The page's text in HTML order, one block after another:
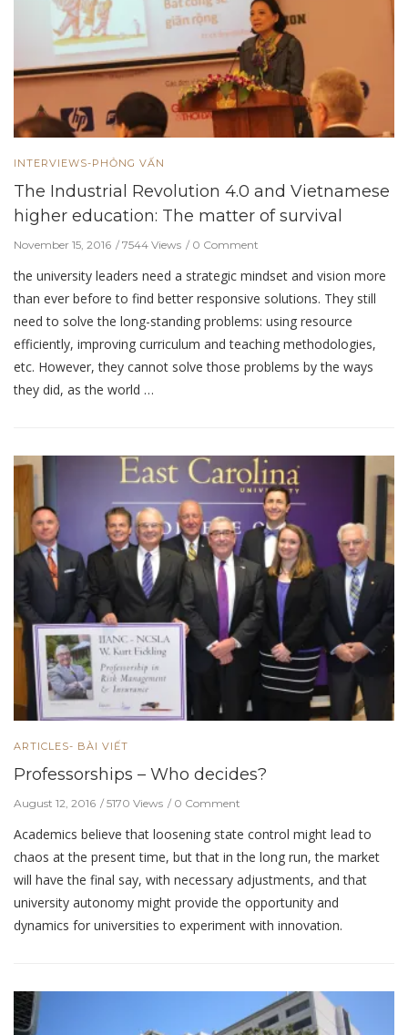
INTERVIEWS-PHỎNG VẤN
The Industrial Revolution 4.0 and Vietnamese
higher education: The matter of survival
November 15, 2016 7544 Views 0 Comment
the university leaders need a strategic mindset and vision more
than ever before to find better responsive solutions. They still
need to solve the long-standing problems: using resource
efficiently, improving curriculum and teaching methodologies,
etc. However, they cannot solve those problems by the ways
they did, as the world …
ARTICLES- BÀI VIẾT
Professorships – Who decides?
August 12, 2016 5170 Views 0 Comment
Academics believe that loosening state control might lead to
chaos at the present time, but that in the long run, the market
will have the final say, with necessary adjustments, and that
university autonomy might provide the opportunity and
dynamics for universities to experiment with innovation.